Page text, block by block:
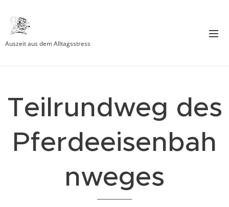
Auszeit aus dem Alltagsstress
Teilrundweg des
Pferdeeisenbah
nweges